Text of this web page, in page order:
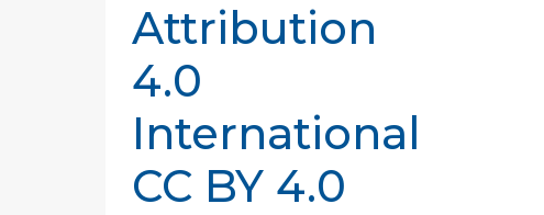
Attribution
4.0
International
CC BY 4.0